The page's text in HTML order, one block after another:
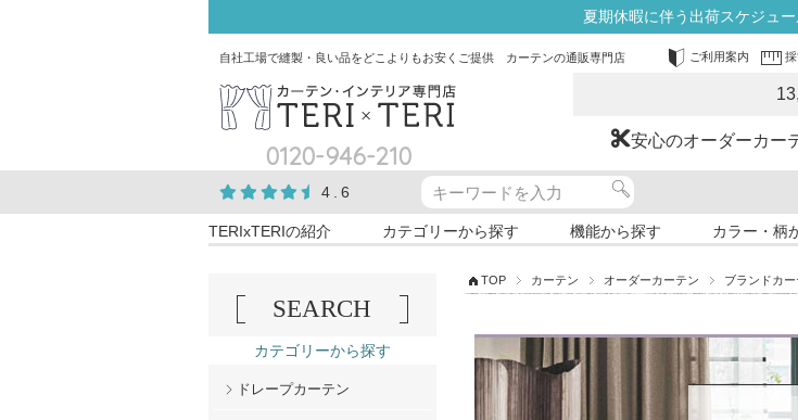
夏期休暇に伴う出荷スケジュ
自社工場で縫製・良い品をどこよりもお安くご提供 カーテンの通販専門店 ご利用案内
0120-946-210 安心のオーダーカー
4.6
TERIxTERIの紹介 カテゴリーから探す 機能から探す カラー・柄
TOP カーテン オーダーカーテン ブランドカー
SEARCH
カテゴリーから探す
ドレープカーテン